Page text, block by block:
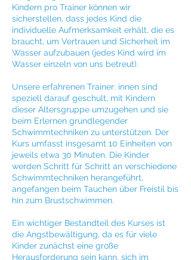
Kindern pro Trainer können wir
sicherstellen, dass jedes Kind die
individuelle Aufmerksamkeit erhält, die es
braucht, um Vertrauen und Sicherheit im
Wasser aufzubauen (jedes Kind wird im
Wasser einzeln von uns betreut).
Unsere erfahrenen Trainer: innen sind
speziell darauf geschult, mit Kindern
dieser Altersgruppe umzugehen und sie
beim Erlernen grundlegender
Schwimmtechniken zu unterstützen. Der
Kurs umfasst insgesamt 10 Einheiten von
jeweils etwa 30 Minuten. Die Kinder
werden Schritt für Schritt an verschiedene
Schwimmtechniken herangeführt,
angefangen beim Tauchen über Freistil bis
hin zum Brustschwimmen.
Ein wichtiger Bestandteil des Kurses ist
die Angstbewältigung, da es für viele
Kinder zunächst eine große
Herausforderung sein kann, sich im